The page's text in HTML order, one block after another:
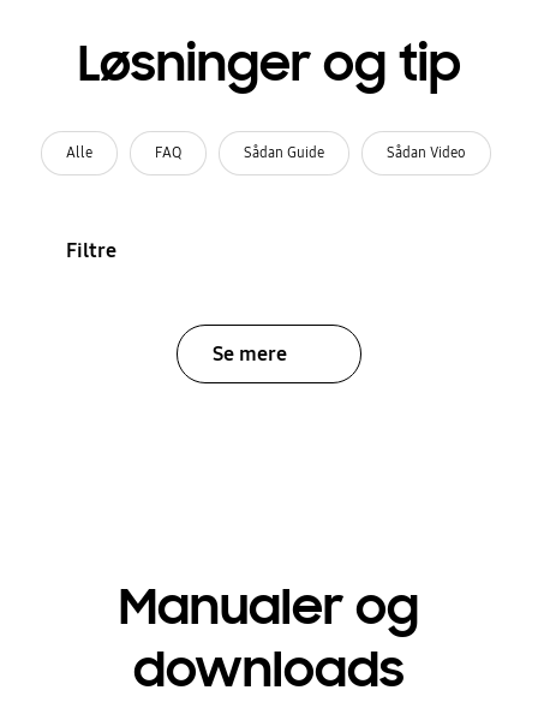
Løsninger og tip
Alle FAQ Sådan Guide Sådan Video
Filtre
Se mere
Manualer og
downloads